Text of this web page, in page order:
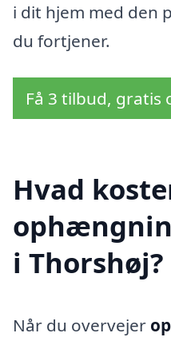
i dit hjem med den
du fortjener.
Få 3 tilbud,
Hvad
i Thorshøj?
Når du overvejer